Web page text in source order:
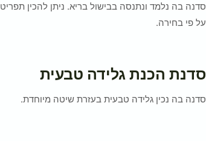
סדנה בה נלמד ונתנסה בבישול בריא. ניתן להכין תפריט
על פי בחירה.
סדנת הכנת גלידה טבעית
סדנה בה נכין גלידה טבעית בעזרת שיטה מיוחדת.